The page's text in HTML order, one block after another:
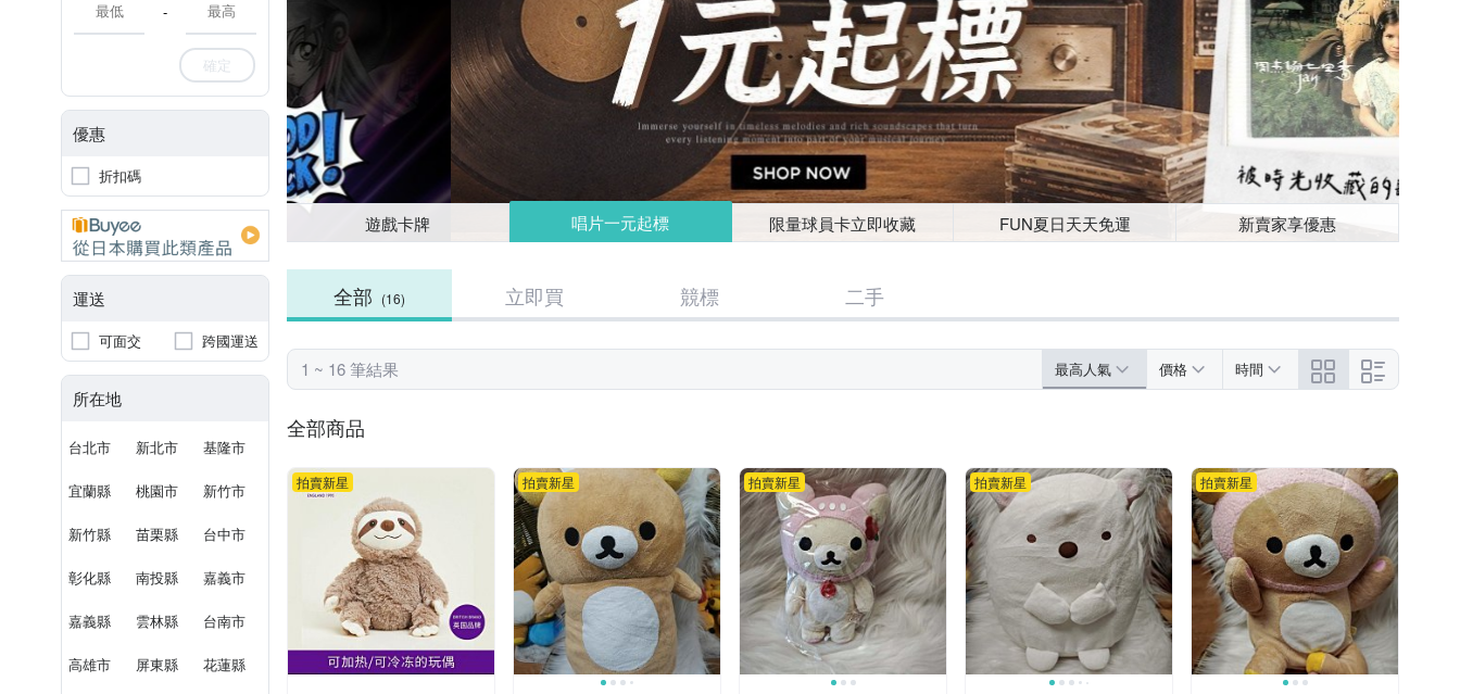
-
確定
優惠
折扣碼
運送
可面交 跨國運送
所在地
台北市 新北市 基隆市
宜蘭縣 桃園市 新竹市
新竹縣 苗栗縣 台中市
彰化縣 南投縣 嘉義市
嘉義縣 雲林縣 台南市
高雄市 屏東縣 花蓮縣
遊戲卡牌 唱片一元起標 限量球員卡立即收藏 FUN夏日天天免運 新賣家享優惠
全部 (16) 立即買 競標 二手
1 ~ 16 筆結果 最高人氣 價格 時間
全部商品
拍賣新星 拍賣新星 拍賣新星 拍賣新星 拍賣新星